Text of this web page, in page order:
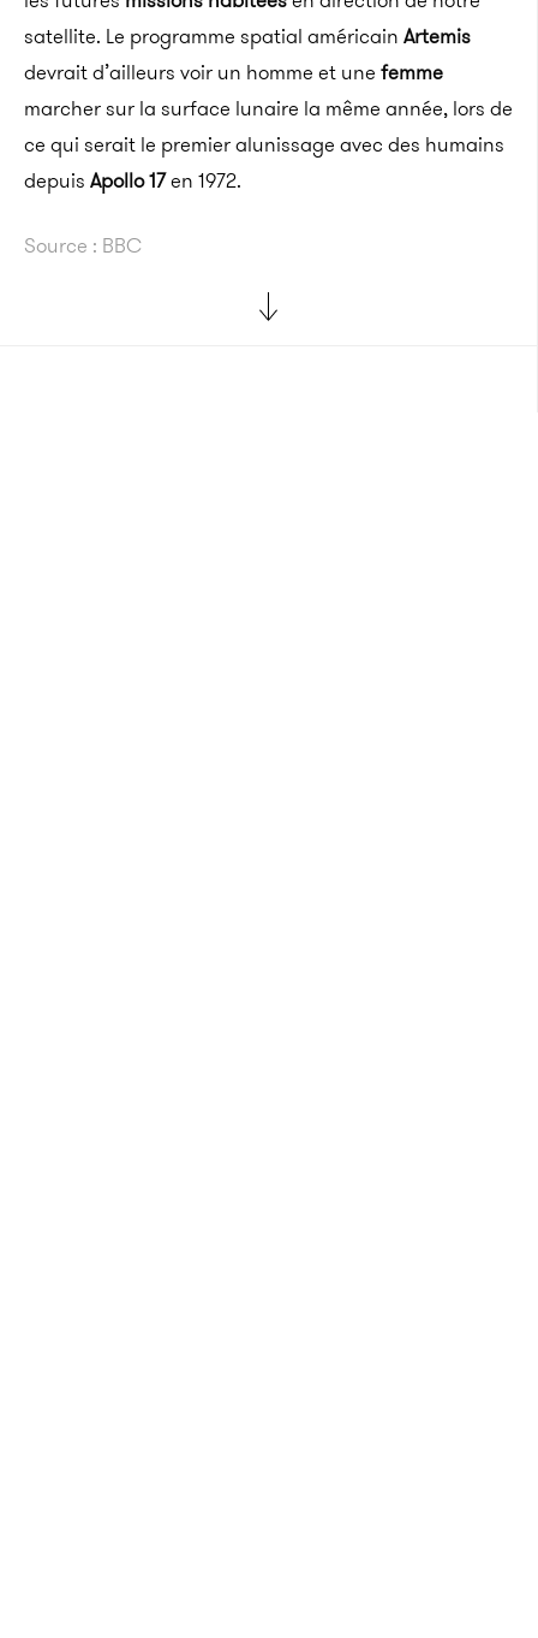
satellite. Le programme spatial américain Artemis
devrait d’ailleurs voir un homme et une femme
marcher sur la surface lunaire la même année, lors de
ce qui serait le premier alunissage avec des humains
depuis Apollo 17en 1972.
Source : BBC